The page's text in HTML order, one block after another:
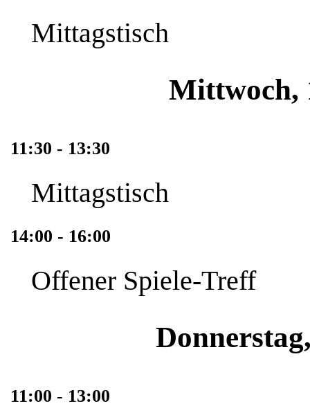
Mittagstisch
Mittwoch,
11:30 - 13:30
Mittagstisch
14:00 - 16:00
Offener Spiele-Treff
11:00 - 13:00